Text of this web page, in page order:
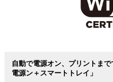
自動で電源オン、プリントま
電源ン＋スマートトレイ」